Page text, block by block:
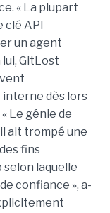
« La plupart
API
un agent
lui, GitLost
dès lors
Le génie de
ait trompé une
fins
selon laquelle
confiance », a-